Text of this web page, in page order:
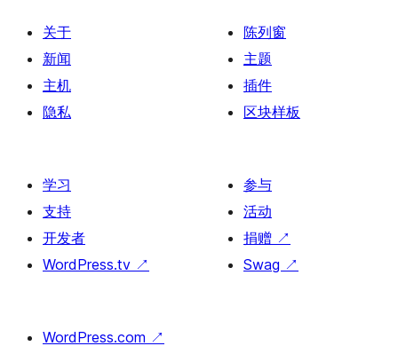
关于
新闻
主机
隐私
陈列窗
主题
插件
区块样板
学习
支持
开发者
WordPress.tv ↗
参与
活动
捐赠 ↗
Swag ↗
WordPress.com ↗